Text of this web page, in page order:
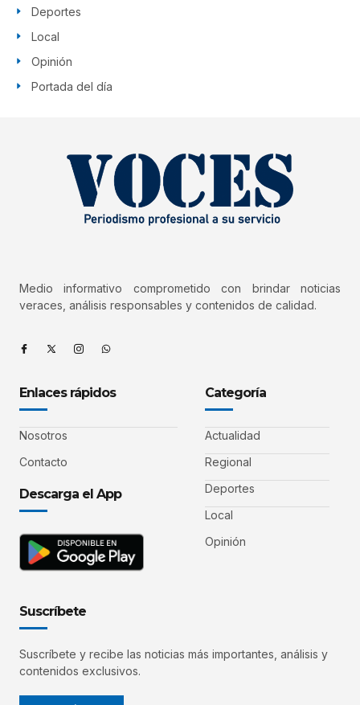
Deportes
Local
Opinión
Portada del día
Medio informativo comprometido con brindar noticias
veraces, análisis responsables y contenidos de calidad.
Enlaces rápidos
Nosotros
Contacto
Descarga el App
Categoría
Actualidad
Regional
Deportes
Local
Opinión
Suscríbete
Suscríbete y recibe las noticias más importantes, análisis y
contenidos exclusivos.